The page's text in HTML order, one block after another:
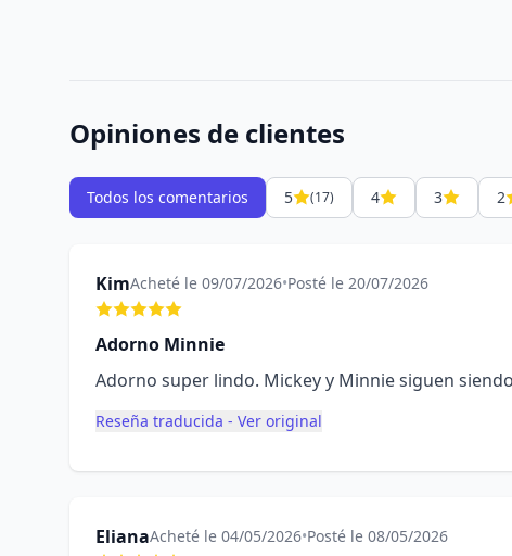
Opiniones de clientes
Todos los comentarios 5 (17) 4 3 2
KimAcheté le 09/07/2026•Posté le 20/07/2026
Adorno Minnie
Adorno super lindo. Mickey y Minnie siguen
Reseña traducida - Ver original
ElianaAcheté le 04/05/2026•Posté le 08/05/2026